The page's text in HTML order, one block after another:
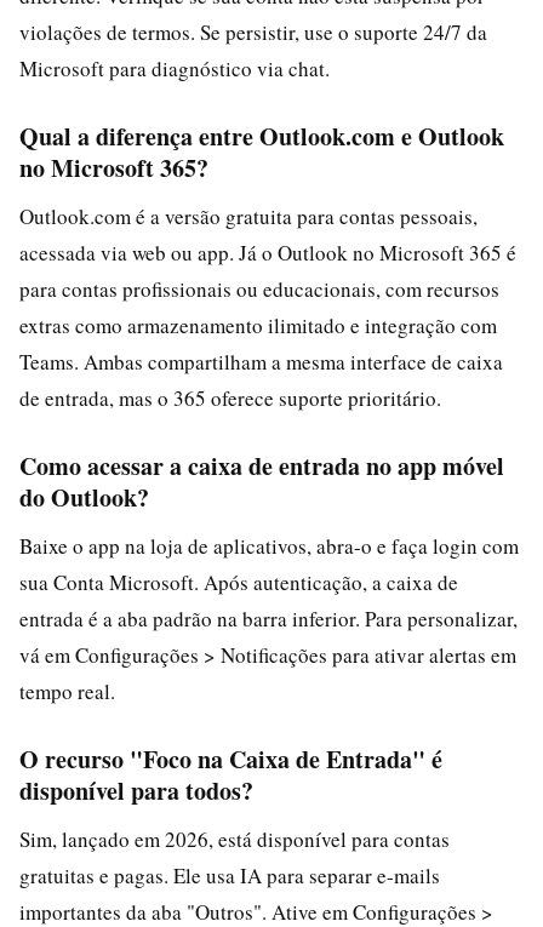
violações de termos. Se persistir, use o suporte 24/7 da
Microsoft para diagnóstico via chat.
Qual a diferença entre Outlook.com e Outlook
no Microsoft 365?
Outlook.com é a versão gratuita para contas pessoais,
acessada via web ou app. Já o Outlook no Microsoft 365 é
para contas profissionais ou educacionais, com recursos
extras como armazenamento ilimitado e integração com
Teams. Ambas compartilham a mesma interface de caixa
de entrada, mas o 365 oferece suporte prioritário.
Como acessar a caixa de entrada no app móvel
do Outlook?
Baixe o app na loja de aplicativos, abra-o e faça login com
sua Conta Microsoft. Após autenticação, a caixa de
entrada é a aba padrão na barra inferior. Para personalizar,
vá em Configurações > Notificações para ativar alertas em
tempo real.
O recurso "Foco na Caixa de Entrada" é
disponível para todos?
Sim, lançado em 2026, está disponível para contas
gratuitas e pagas. Ele usa IA para separar e-mails
importantes da aba "Outros". Ative em Configurações >